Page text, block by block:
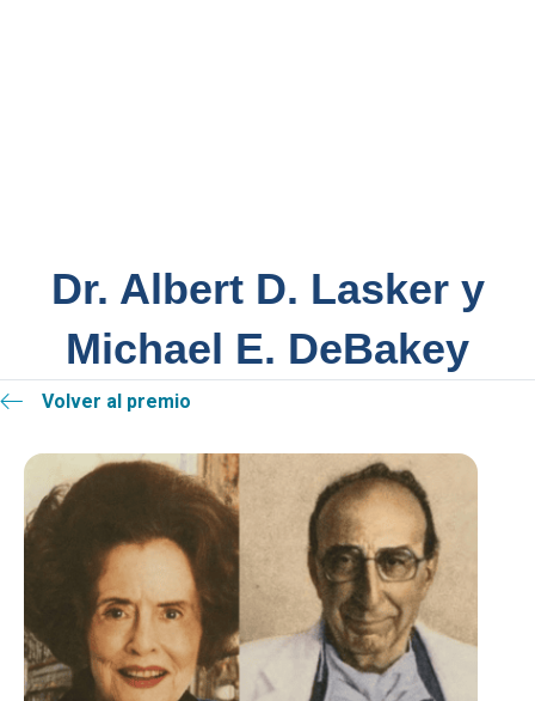
Dr. Albert D. Lasker y
Michael E. DeBakey
Volver al premio